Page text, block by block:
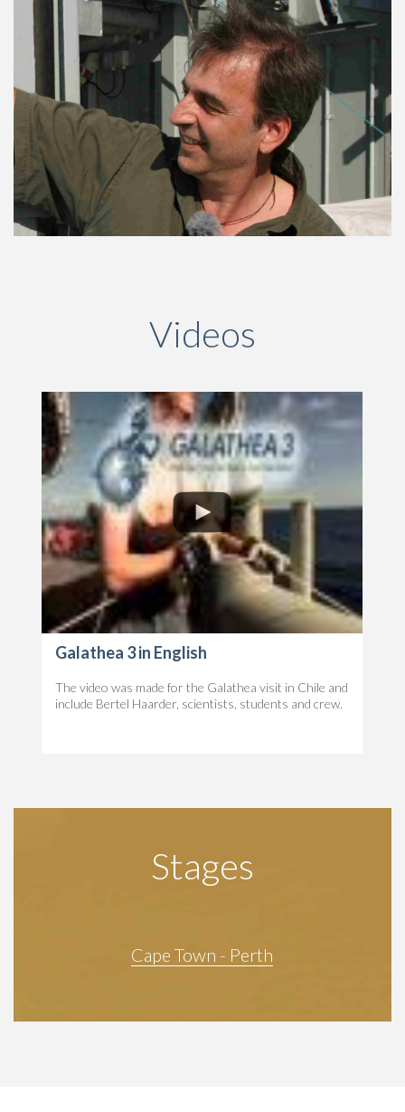
Videos
Galathea 3 in English
The video was made for the Galathea visit in Chile and
include Bertel Haarder, scientists, students and crew.
Stages
Cape Town - Perth